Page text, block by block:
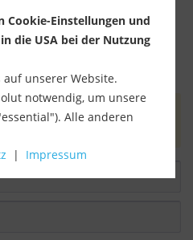
FÜR
nach Überprüfung
Einstellungen und
die USA bei der Nutzung
auf unserer Website.
notwendig, um unsere
Alle anderen
(z. B. für Google Maps).
Sie wählen, ob Sie
| Impressum